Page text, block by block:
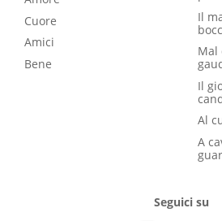
Cuore
Amici
Bene
Il
Mal
Il
Al
A
Seguici su